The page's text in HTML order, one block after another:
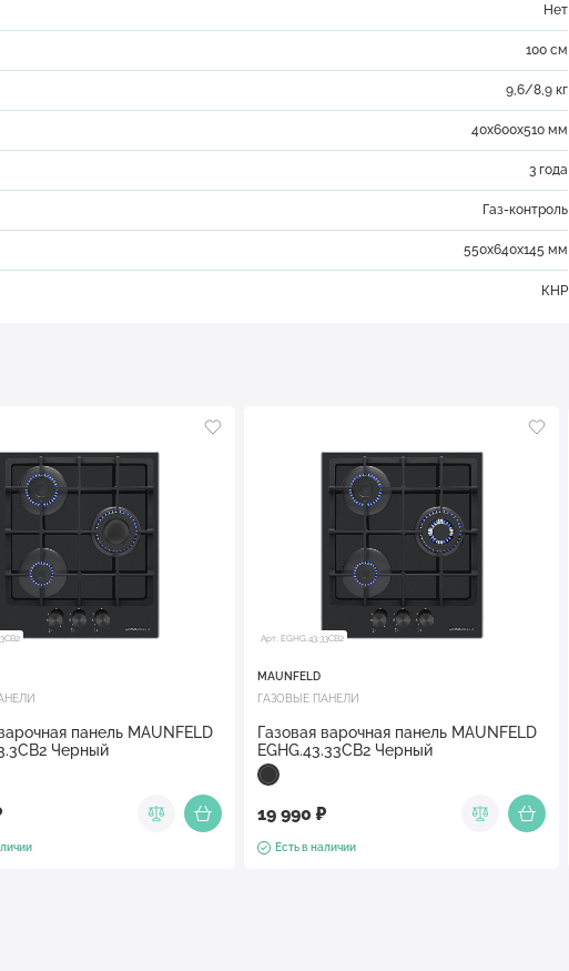
Нет
100 см
9,6/8,9 кг
40х600х510 мм
3 года
Газ-контроль
550х640х145 мм
КНР
панель MAUNFELD
Черный
Арт. EGHG.43.33CB2
MAUNFELD
ГАЗОВЫЕ ПАНЕЛИ
Газовая варочная панель MAUNFELD
EGHG.43.33CB2 Черный
19 990 ₽
Есть в наличии